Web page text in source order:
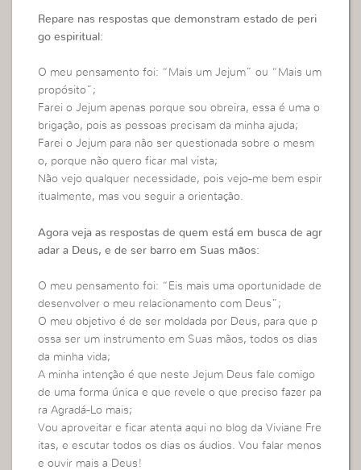
Repare nas respostas que demonstram estado de peri
go espiritual:
O meu pensamento foi: “Mais um Jejum” ou “Mais um
propósito”;
Farei o Jejum apenas porque sou obreira, essa é uma o
brigação, pois as pessoas precisam da minha ajuda;
Farei o Jejum para não ser questionada sobre o mesm
o, porque não quero ficar mal vista;
Não vejo qualquer necessidade, pois vejo-me bem espir
itualmente, mas vou seguir a orientação.
Agora veja as respostas de quem está em busca de agr
adar a Deus, e de ser barro em Suas mãos:
O meu pensamento foi: “Eis mais uma oportunidade de
desenvolver o meu relacionamento com Deus”;
O meu objetivo é de ser moldada por Deus, para que p
ossa ser um instrumento em Suas mãos, todos os dias
da minha vida;
A minha intenção é que neste Jejum Deus fale comigo
de uma forma única e que revele o que preciso fazer pa
ra Agradá-Lo mais;
Vou aproveitar e ficar atenta aqui no blog da Viviane Fre
itas, e escutar todos os dias os áudios. Vou falar menos
e ouvir mais a Deus!